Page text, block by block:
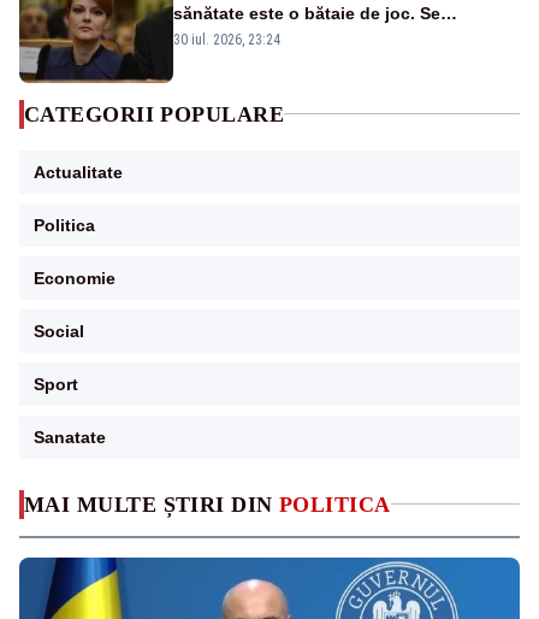
MAI MULTE ȘTIRI DIN POLITICA
sănătate este o bătaie de joc. Se
guvernează extraordinar de prost”
30 iul. 2026, 23:24
CATEGORII POPULARE
Actualitate
Politica
Economie
Social
Sport
Sanatate